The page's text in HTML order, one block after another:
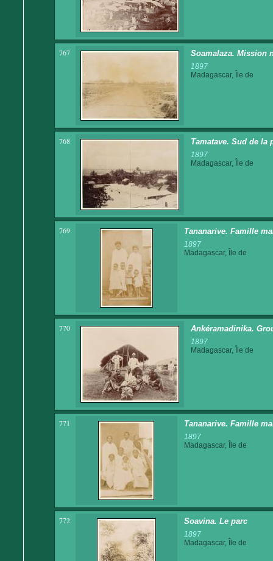
767 Soamalaza. Mission
1897
Madagascar, Île de
768 Tamatave. Sud de la
1897
Madagascar, Île de
769 Tananarive. Famille
1897
Madagascar, Île de
770 Ankéramadinika.
1897
Madagascar, Île de
771 Tananarive. Famille
1897
Madagascar, Île de
772 Soavina. Le parc
1897
Madagascar, Île de